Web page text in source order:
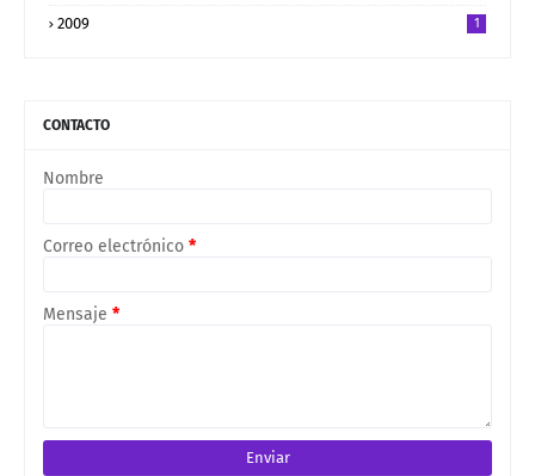
2009 1
CONTACTO
Nombre
Correo electrónico *
Mensaje *